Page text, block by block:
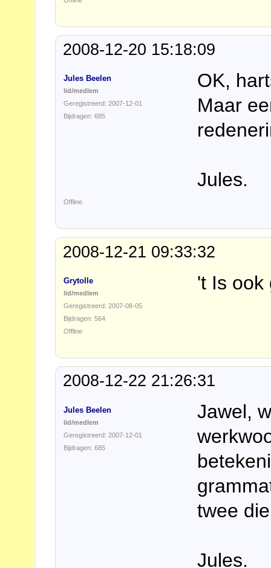
2008-12-20 15:18:09
Jules Beelen
lid/medlem
Geregistreerd: 2007-12-01
Bijdragen: 685
OK,
Maar
Jules.
Offline
2008-12-21 09:33:32
Grytolle
lid/medlem
Geregistreerd: 2007-08-05
Bijdragen: 564
't Is ook
Offline
2008-12-22 21:26:31
Jules Beelen
lid/medlem
Geregistreerd: 2007-12-01
Bijdragen: 685
Jawel,
twee
Jules.